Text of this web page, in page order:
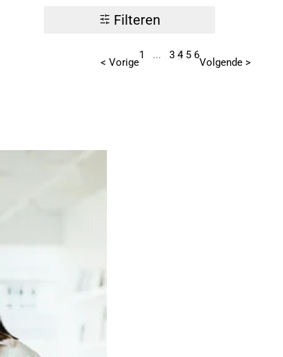
Filteren
< Vorige
1 ... 3 4 5 6
Volgende >